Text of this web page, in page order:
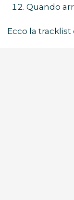
Quando
Ecco la tracklist